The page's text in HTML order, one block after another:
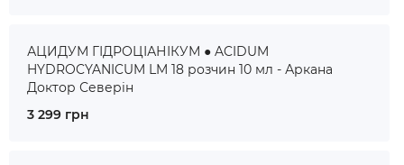
АЦИДУМ ГІДРОЦІАНІКУМ ● ACIDUM
HYDROCYANICUM LM 18 розчин 10 мл - Аркана
Доктор Северін
3 299 грн